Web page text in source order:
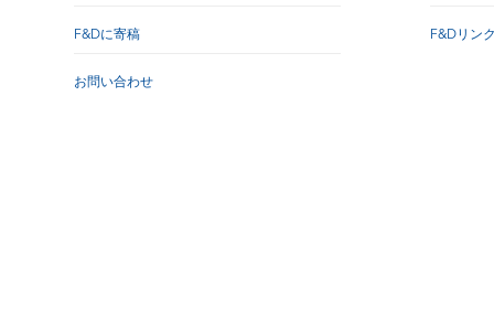
F&Dに寄稿
お問い合わせ
F&Dリン